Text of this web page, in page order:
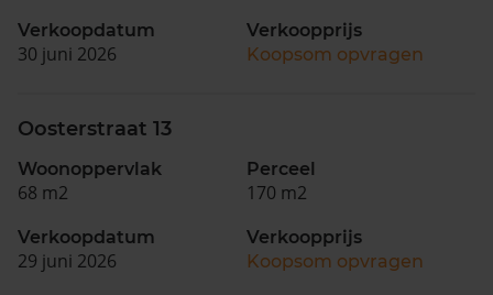
Verkoopdatum
30 juni 2026
Verkoopprijs
Koopsom opvragen
Oosterstraat 13
Woonoppervlak
68 m2
Perceel
170 m2
Verkoopdatum
29 juni 2026
Verkoopprijs
Koopsom opvragen